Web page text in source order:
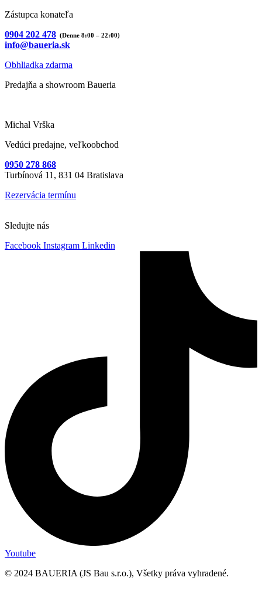
Zástupca konateľa
0904 202 478 (Denne 8:00 – 22:00)
info@baueria.sk
Obhliadka zdarma
Predajňa a showroom Baueria
Michal Vrška
Vedúci predajne, veľkoobchod
0950 278 868
Turbínová 11, 831 04 Bratislava
Rezervácia termínu
Sledujte nás
Facebook Instagram Linkedin
Youtube
© 2024 BAUERIA (JS Bau s.r.o.), Všetky práva vyhradené.